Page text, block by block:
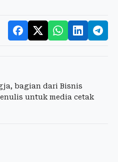
bagian dari Bisnis
untuk media cetak